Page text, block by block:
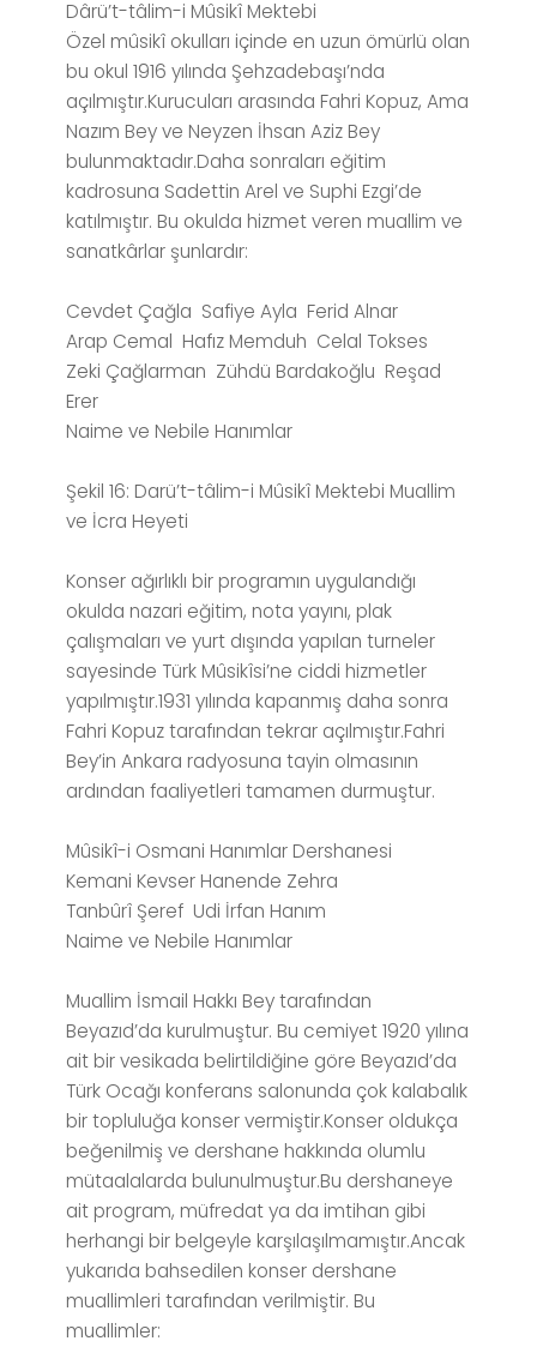
Dârü’t-tâlim-i Mûsikî Mektebi
Özel mûsikî okulları içinde en uzun ömürlü olan
bu okul 1916 yılında Şehzadebaşı’nda
açılmıştır.Kurucuları arasında Fahri Kopuz, Ama
Nazım Bey ve Neyzen İhsan Aziz Bey
bulunmaktadır.Daha sonraları eğitim
kadrosuna Sadettin Arel ve Suphi Ezgi’de
katılmıştır. Bu okulda hizmet veren muallim ve
sanatkârlar şunlardır:
Cevdet Çağla Safiye Ayla Ferid Alnar
Arap Cemal Hafız Memduh Celal Tokses
Zeki Çağlarman Zühdü Bardakoğlu Reşad
Erer
Naime ve Nebile Hanımlar
Şekil 16: Darü’t-tâlim-i Mûsikî Mektebi Muallim
ve İcra Heyeti
Konser ağırlıklı bir programın uygulandığı
okulda nazari eğitim, nota yayını, plak
çalışmaları ve yurt dışında yapılan turneler
sayesinde Türk Mûsikîsi’ne ciddi hizmetler
yapılmıştır.1931 yılında kapanmış daha sonra
Fahri Kopuz tarafından tekrar açılmıştır.Fahri
Bey’in Ankara radyosuna tayin olmasının
ardından faaliyetleri tamamen durmuştur.
Mûsikî-i Osmani Hanımlar Dershanesi
Kemani Kevser Hanende Zehra
Tanbûrî Şeref Udi İrfan Hanım
Naime ve Nebile Hanımlar
Muallim İsmail Hakkı Bey tarafından
Beyazıd’da kurulmuştur. Bu cemiyet 1920 yılına
ait bir vesikada belirtildiğine göre Beyazıd’da
Türk Ocağı konferans salonunda çok kalabalık
bir topluluğa konser vermiştir.Konser oldukça
beğenilmiş ve dershane hakkında olumlu
mütaalalarda bulunulmuştur.Bu dershaneye
ait program, müfredat ya da imtihan gibi
herhangi bir belgeyle karşılaşılmamıştır.Ancak
yukarıda bahsedilen konser dershane
muallimleri tarafından verilmiştir. Bu
muallimler: